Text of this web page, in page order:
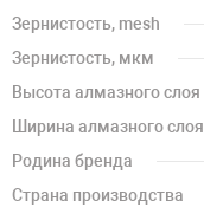
Зернистость, mesh
Зернистость, мкм
Высота алмазного слоя
Ширина алмазного слоя
Родина бренда
Страна производства